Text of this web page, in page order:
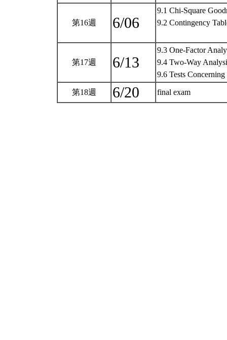
第16週 6/06
9.1 Chi-Square
9.2 Contingency
第17週 6/13
9.3 One-Factor
9.4 Two-Way
9.6 Tests
第18週 6/20 final exam